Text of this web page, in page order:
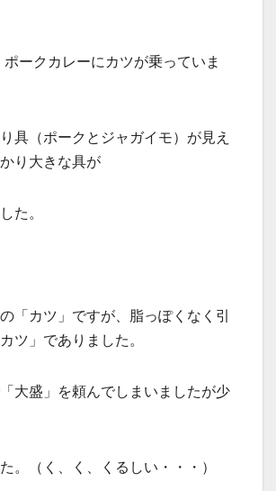
ークカレーにカツが乗っていま
具（ポークとジャガイモ）が見え
り大きな具が
た。
「カツ」ですが、脂っぽくなく引
ツ」でありました。
大盛」を頼んでしまいましたが少
。（く、く、くるしい・・・）